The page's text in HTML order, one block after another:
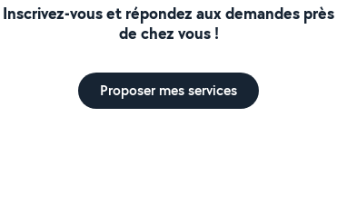
Inscrivez-vous et répondez aux demandes près
de chez vous !
Proposer mes services